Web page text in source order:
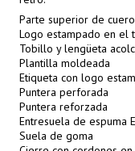
Parte superior de cuero
Logo estampado en el
Tobillo y lengüeta
Plantilla moldeada
Etiqueta con logo
Puntera perforada
Puntera reforzada
Entresuela de espuma
Suela de goma